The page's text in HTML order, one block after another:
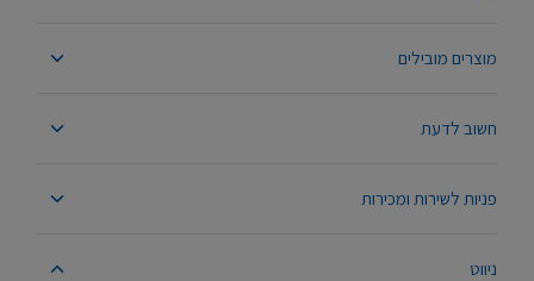
מוצרים מובילים
חשוב לדעת
פניות לשירות ומכירות
ניווט